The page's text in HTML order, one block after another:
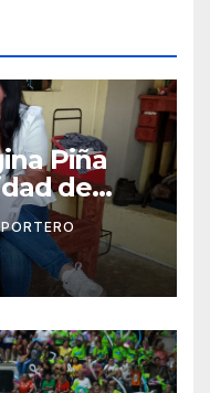
Piña
de
la